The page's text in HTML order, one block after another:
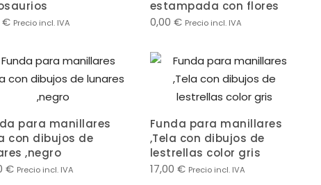
€ Precio incl. IVA
estampada con flores
0,00 € Precio incl. IVA
para manillares
con dibujos de
,negro
€ Precio incl. IVA
Funda para manillares
,Tela con dibujos de
lestrellas color gris
17,00 € Precio incl. IVA